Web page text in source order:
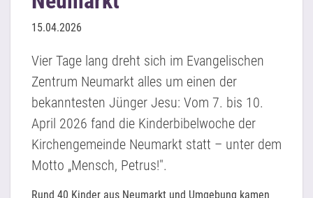
15.04.2026
Vier Tage lang dreht sich im Evangelischen
Zentrum Neumarkt alles um einen der
bekanntesten Jünger Jesu: Vom 7. bis 10.
April 2026 fand die Kinderbibelwoche der
Kirchengemeinde Neumarkt statt – unter dem
Motto „Mensch, Petrus!".
Rund 40 Kinder aus Neumarkt und Umgebung kamen